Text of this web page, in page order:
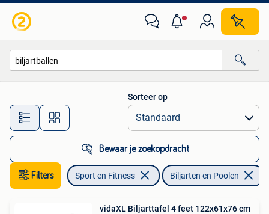
Alle afstanden…
Sorteer op
Bewaar je zoekopdracht
Filters Sport en Fitness Biljarten en Poolen
vidaXL Biljarttafel 4 feet 122x61x76 cm